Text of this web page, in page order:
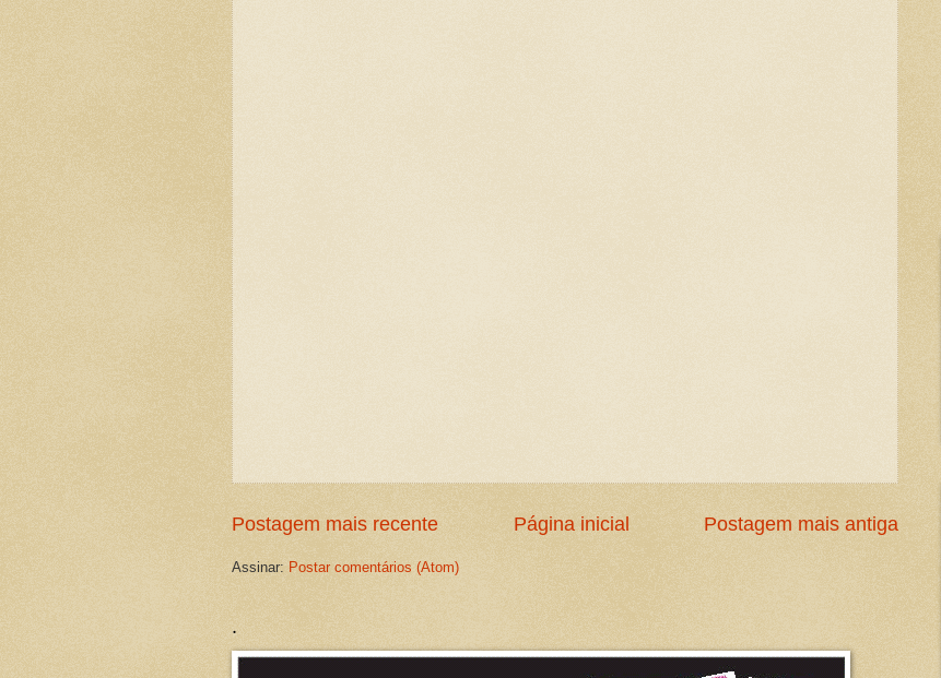
Postagem mais recente Postagem mais antiga
Página inicial
Assinar: Postar comentários (Atom)
.